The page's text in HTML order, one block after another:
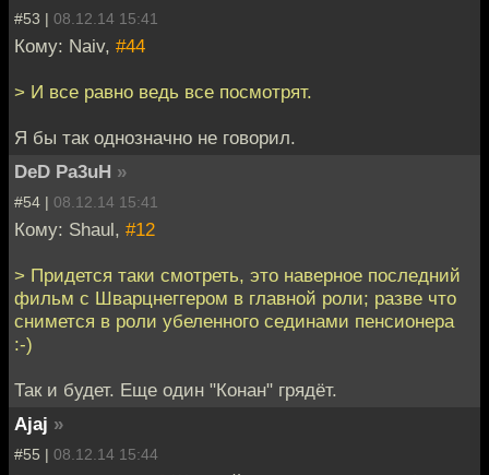
#53 | 08.12.14 15:41
Кому: Naiv, #44
> И все равно ведь все посмотрят.
Я бы так однозначно не говорил.
DeD Pa3uH »
#54 | 08.12.14 15:41
Кому: Shaul, #12
> Придется таки смотреть, это наверное последний
фильм с Шварцнеггером в главной роли; разве что
снимется в роли убеленного сединами пенсионера
:-)
Так и будет. Еще один "Конан" грядёт.
Ajaj »
#55 | 08.12.14 15:44